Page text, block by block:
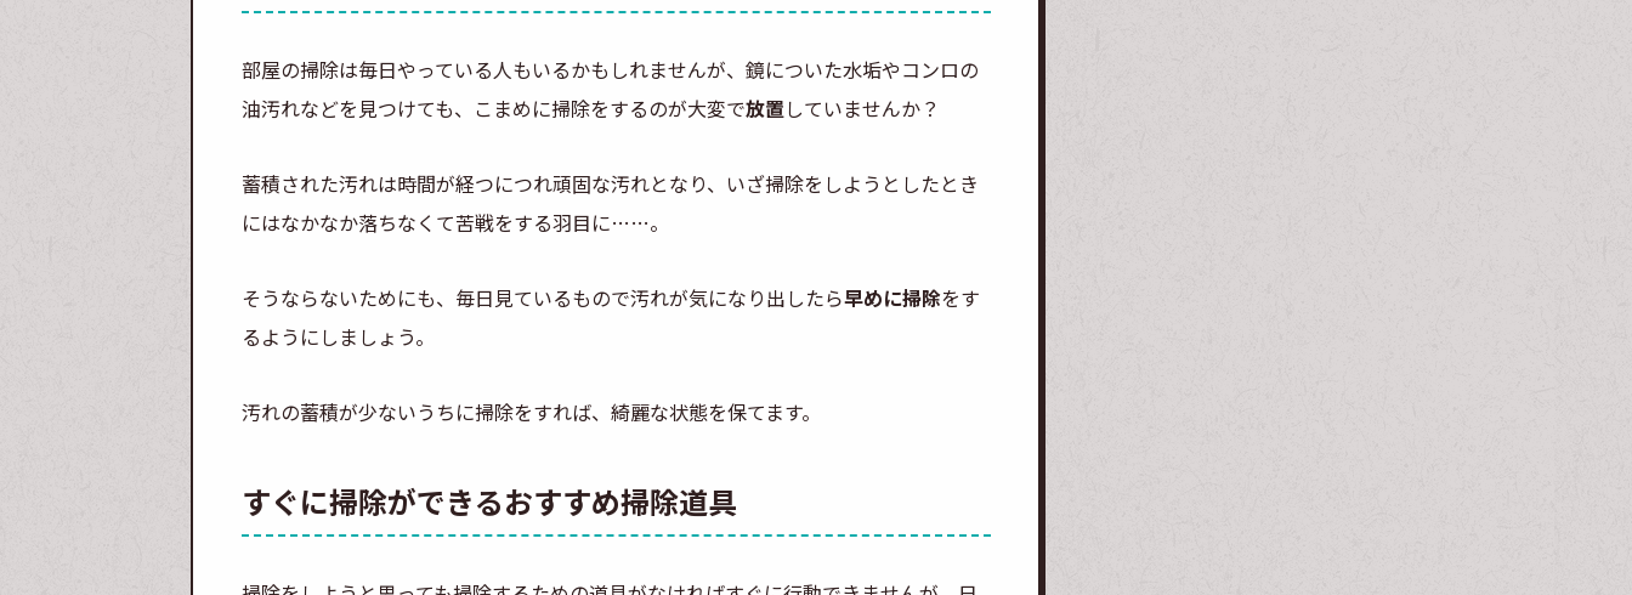
部屋の掃除は毎日やっている人もいるかもしれませんが、鏡についた水垢やコンロの
油汚れなどを見つけても、こまめに掃除をするのが大変で放置していませんか？
蓄積された汚れは時間が経つにつれ頑固な汚れとなり、いざ掃除をしようとしたとき
にはなかなか落ちなくて苦戦をする羽目に……。
そうならないためにも、毎日見ているもので汚れが気になり出したら早めに掃除をす
るようにしましょう。
汚れの蓄積が少ないうちに掃除をすれば、綺麗な状態を保てます。
すぐに掃除ができるおすすめ掃除道具